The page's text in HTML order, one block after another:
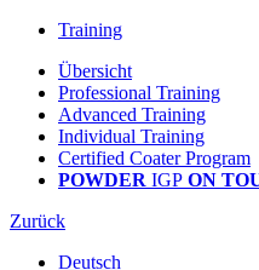
Training
Übersicht
Professional Training
Advanced Training
Individual Training
Certified Coater Program
POWDER IGP ON
Zurück
Deutsch